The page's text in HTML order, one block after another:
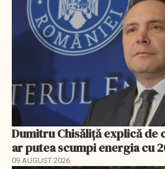
Dumitru Chisăliță explică de
ar putea scumpi energia cu
09 AUGUST 2026